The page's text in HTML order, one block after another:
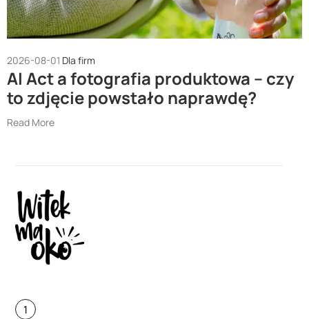
2026-08-01 Dla firm
AI Act a fotografia produktowa – czy
to zdjęcie powstało naprawdę?
Read More
1